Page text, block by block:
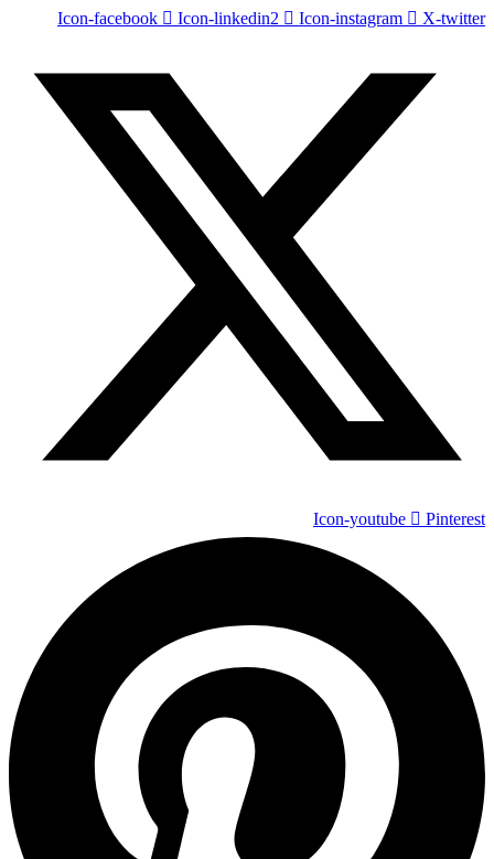
Icon-facebook Icon-linkedin2 Icon-instagram X-twitter
Icon-youtube Pinterest